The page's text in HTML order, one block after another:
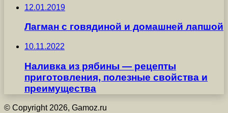
12.01.2019
Лагман с говядиной и домашней лапшой
10.11.2022
Наливка из рябины — рецепты
приготовления, полезные свойства и
преимущества
© Copyright 2026, Gamoz.ru